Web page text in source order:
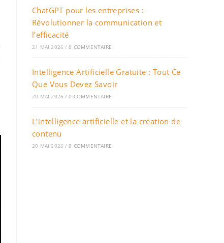
ChatGPT pour les entreprises :
Révolutionner la communication et
l’efficacité
21 MAI 2026 / 0 COMMENTAIRE
Intelligence Artificielle Gratuite : Tout Ce
Que Vous Devez Savoir
20 MAI 2026 / 0 COMMENTAIRE
L’intelligence artificielle et la création de
contenu
20 MAI 2026 / 0 COMMENTAIRE